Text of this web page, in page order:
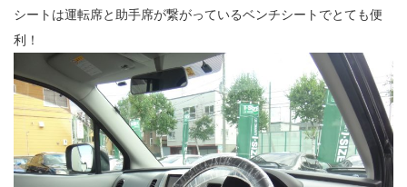
シートは運転席と助手席が繋がっているベンチシートでとても便
利！